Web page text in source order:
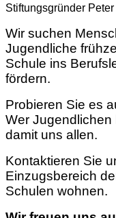
Stiftungsgründer Peter
Wir suchen
Jugendliche
Schule ins
fördern.
Probieren Sie es
Wer Jugendlichen
damit uns allen.
Kontaktieren Sie
Einzugsbereich
Schulen wohnen.